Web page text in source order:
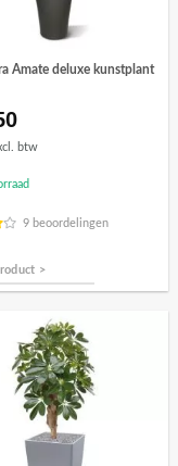
Amate deluxe kunstplant
btw
9 beoordelingen
>